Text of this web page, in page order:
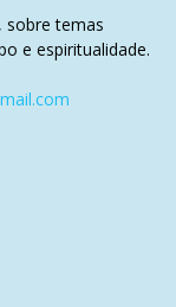
sobre temas
e espiritualidade.